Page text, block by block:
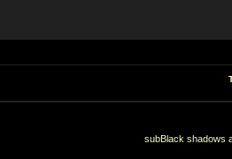
subBlack shadows